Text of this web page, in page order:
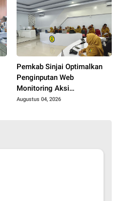
Pemkab Sinjai Optimalkan
Penginputan Web
Monitoring Aksi
Konvergensi Stunting Tahun
Augustus 04, 2026